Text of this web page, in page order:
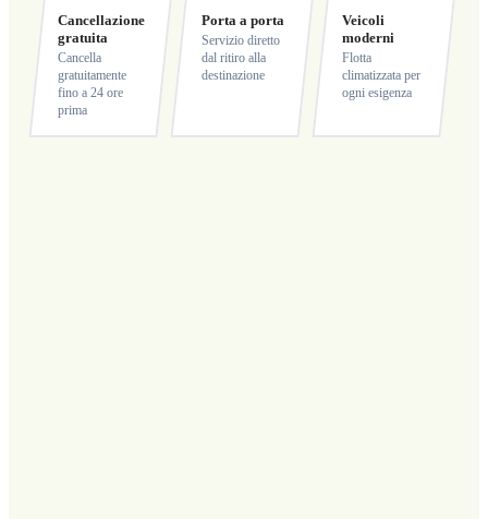
Cancellazione
gratuita
Cancella
gratuitamente
fino a 24 ore
prima
Porta a porta
Servizio diretto
dal ritiro alla
destinazione
Veicoli
moderni
Flotta
climatizzata per
ogni esigenza